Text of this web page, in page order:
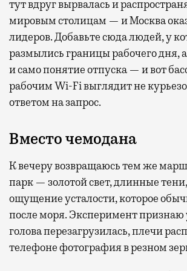
тут вдруг вырвалась и
мировым столицам — и Москва
лидеров. Добавьте сюда людей, у
размылись границы рабочего дня,
и само понятие отпуска — и вот
рабочим Wi-Fi выглядит не
ответом на запрос.
Вместо чемодана
К вечеру возвращаюсь тем же
парк — золотой свет, длинные
ощущение усталости, которое
после моря. Эксперимент
голова перезагрузилась, плечи
телефоне фотография в резном